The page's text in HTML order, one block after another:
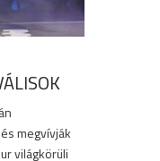
megvívják
világkörüli